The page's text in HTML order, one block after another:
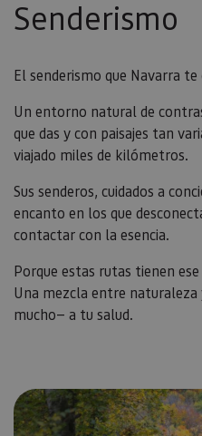
Senderismo
El senderismo que Navarra
Un entorno natural de
que das y con paisajes tan
viajado miles de kilómetros.
Sus senderos, cuidados a
encanto en los que
contactar con la esencia.
Porque estas rutas tienen
Una mezcla entre
mucho— a tu salud.